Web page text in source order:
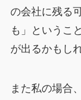
の会社に残る
も」というこ
が出るかもし
また私の場合